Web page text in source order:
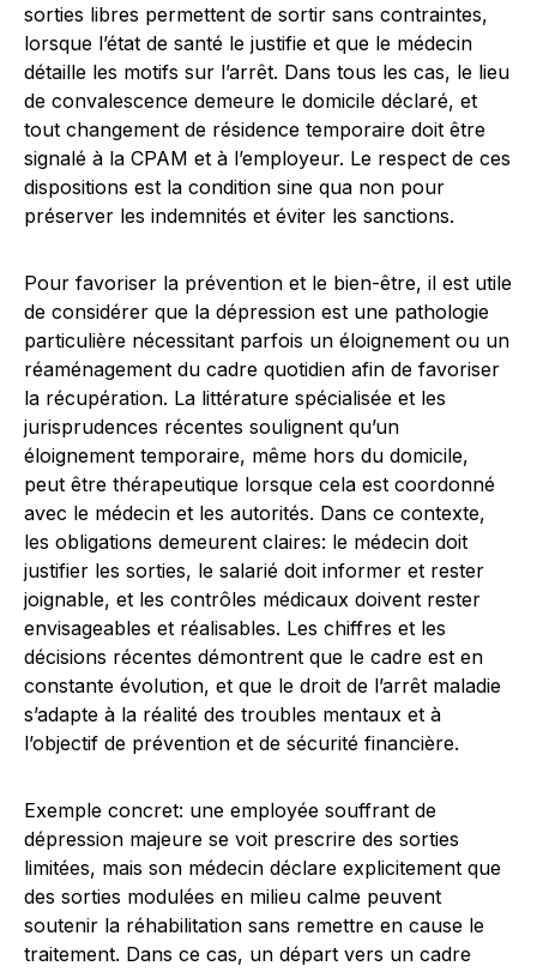
sorties libres permettent de sortir sans contraintes,
lorsque l’état de santé le justifie et que le médecin
détaille les motifs sur l’arrêt. Dans tous les cas, le lieu
de convalescence demeure le domicile déclaré, et
tout changement de résidence temporaire doit être
signalé à la CPAM et à l’employeur. Le respect de ces
dispositions est la condition sine qua non pour
préserver les indemnités et éviter les sanctions.
Pour favoriser la prévention et le bien-être, il est utile
de considérer que la dépression est une pathologie
particulière nécessitant parfois un éloignement ou un
réaménagement du cadre quotidien afin de favoriser
la récupération. La littérature spécialisée et les
jurisprudences récentes soulignent qu’un
éloignement temporaire, même hors du domicile,
peut être thérapeutique lorsque cela est coordonné
avec le médecin et les autorités. Dans ce contexte,
les obligations demeurent claires: le médecin doit
justifier les sorties, le salarié doit informer et rester
joignable, et les contrôles médicaux doivent rester
envisageables et réalisables. Les chiffres et les
décisions récentes démontrent que le cadre est en
constante évolution, et que le droit de l’arrêt maladie
s’adapte à la réalité des troubles mentaux et à
l’objectif de prévention et de sécurité financière.
Exemple concret: une employée souffrant de
dépression majeure se voit prescrire des sorties
limitées, mais son médecin déclare explicitement que
des sorties modulées en milieu calme peuvent
soutenir la réhabilitation sans remettre en cause le
traitement. Dans ce cas, un départ vers un cadre